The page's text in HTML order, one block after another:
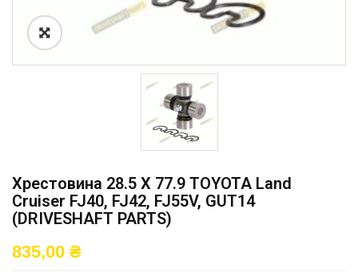
Хрестовина 28.5 X 77.9 TOYOTA Land
Cruiser FJ40, FJ42, FJ55V, GUT14
(DRIVESHAFT PARTS)
835,00 ₴